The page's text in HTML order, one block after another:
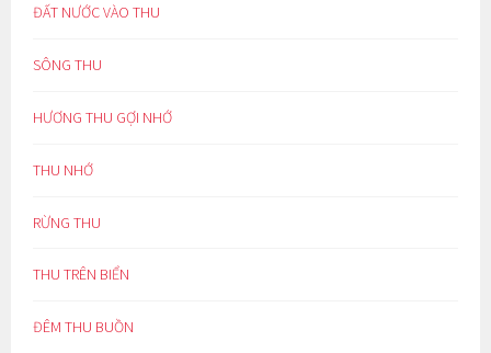
ĐẤT NƯỚC VÀO THU
SÔNG THU
HƯƠNG THU GỢI NHỚ
THU NHỚ
RỪNG THU
THU TRÊN BIỂN
ĐÊM THU BUỒN